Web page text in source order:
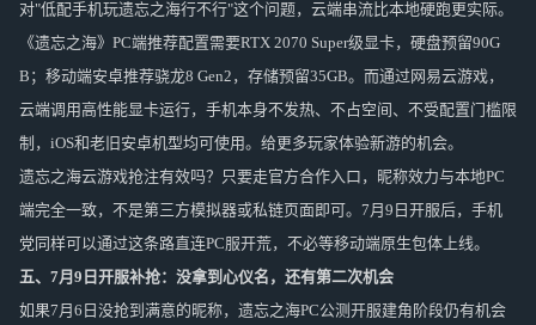
对"低配手机玩遗忘之海行不行"这个问题，云端串流比本地硬跑更实际。
《遗忘之海》PC端推荐配置需要RTX 2070 Super级显卡，硬盘预留90G
B；移动端安卓推荐骁龙8 Gen2，存储预留35GB。而通过网易云游戏，
云端调用高性能显卡运行，手机本身不发热、不占空间、不受配置门槛限
制，iOS和老旧安卓机型均可使用。给更多玩家体验新游的机会。
遗忘之海云游戏抢注有效吗？只要走官方合作入口，昵称效力与本地PC
端完全一致，不是第三方模拟器或私链页面即可。7月9日开服后，手机
党同样可以通过这条路直连PC服开荒，不必等移动端原生包体上线。
五、7月9日开服补抢：没拿到心仪名，还有第二次机会
如果7月6日没抢到满意的昵称，遗忘之海PC公测开服建角阶段仍有机会